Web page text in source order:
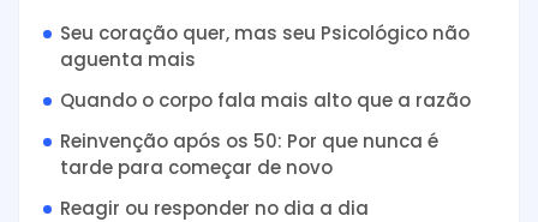
Seu coração quer, mas seu Psicológico não
aguenta mais
Quando o corpo fala mais alto que a razão
Reinvenção após os 50: Por que nunca é
tarde para começar de novo
Reagir ou responder no dia a dia